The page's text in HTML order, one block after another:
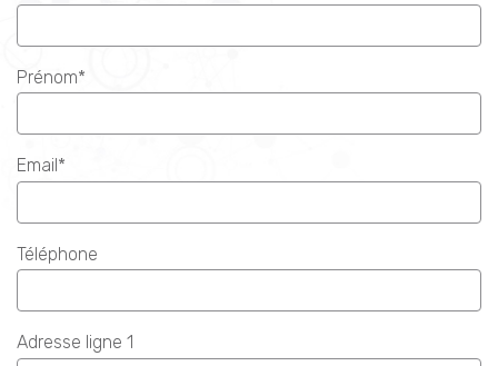
Prénom*
Email*
Téléphone
Adresse ligne 1